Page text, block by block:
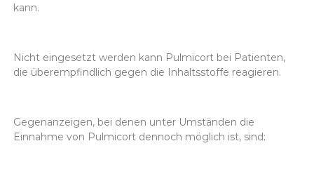
kann.
Nicht eingesetzt werden kann Pulmicort bei Patienten,
die überempfindlich gegen die Inhaltsstoffe reagieren.
Gegenanzeigen, bei denen unter Umständen die
Einnahme von Pulmicort dennoch möglich ist, sind: